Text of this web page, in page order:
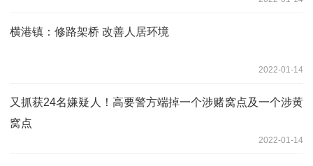
横港镇：修路架桥 改善人居环境
2022-01-14
又抓获24名嫌疑人！高要警方端掉一个涉赌窝点及一个涉黄
窝点
2022-01-14